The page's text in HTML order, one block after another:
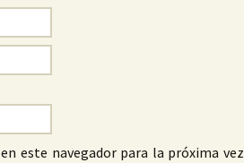
este navegador para la próxima vez